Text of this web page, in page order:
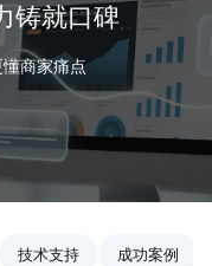
铸就口碑
商家痛点
技术支持 成功案例